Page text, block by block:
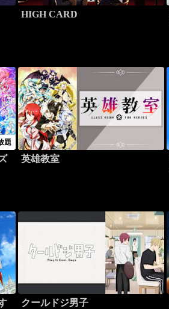
HIGH CARD
題
英雄教室
クールドジ男子